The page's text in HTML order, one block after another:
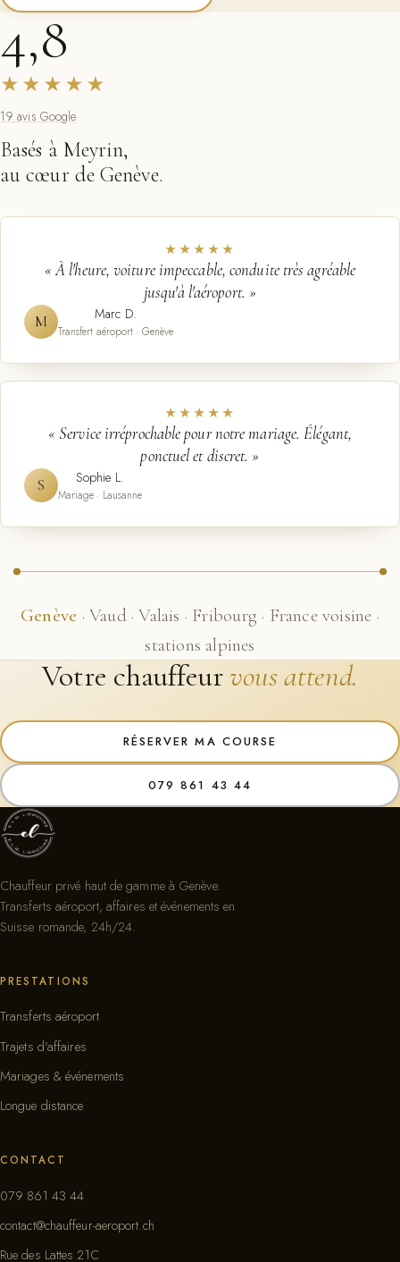
4,8
★★★★★
19 avis Google
Basés à Meyrin,
au cœur de Genève.
★★★★★
« À l'heure, voiture impeccable, conduite très agréable
jusqu'à l'aéroport. »
M Marc D.
Transfert aéroport · Genève
★★★★★
« Service irréprochable pour notre mariage. Élégant,
ponctuel et discret. »
S Sophie L.
Mariage · Lausanne
Genève · Vaud · Valais · Fribourg · France voisine ·
stations alpines
Votre chauffeurvous attend.
RÉSERVER MA COURSE
079 861 43 44
Chauffeur privé haut de gamme à Genève.
Transferts aéroport, affaires et événements en
Suisse romande, 24h/24.
PRESTATIONS
Transferts aéroport
Trajets d'affaires
Mariages & événements
Longue distance
CONTACT
079 861 43 44
contact@chauffeur-aeroport.ch
Rue des Lattes 21C